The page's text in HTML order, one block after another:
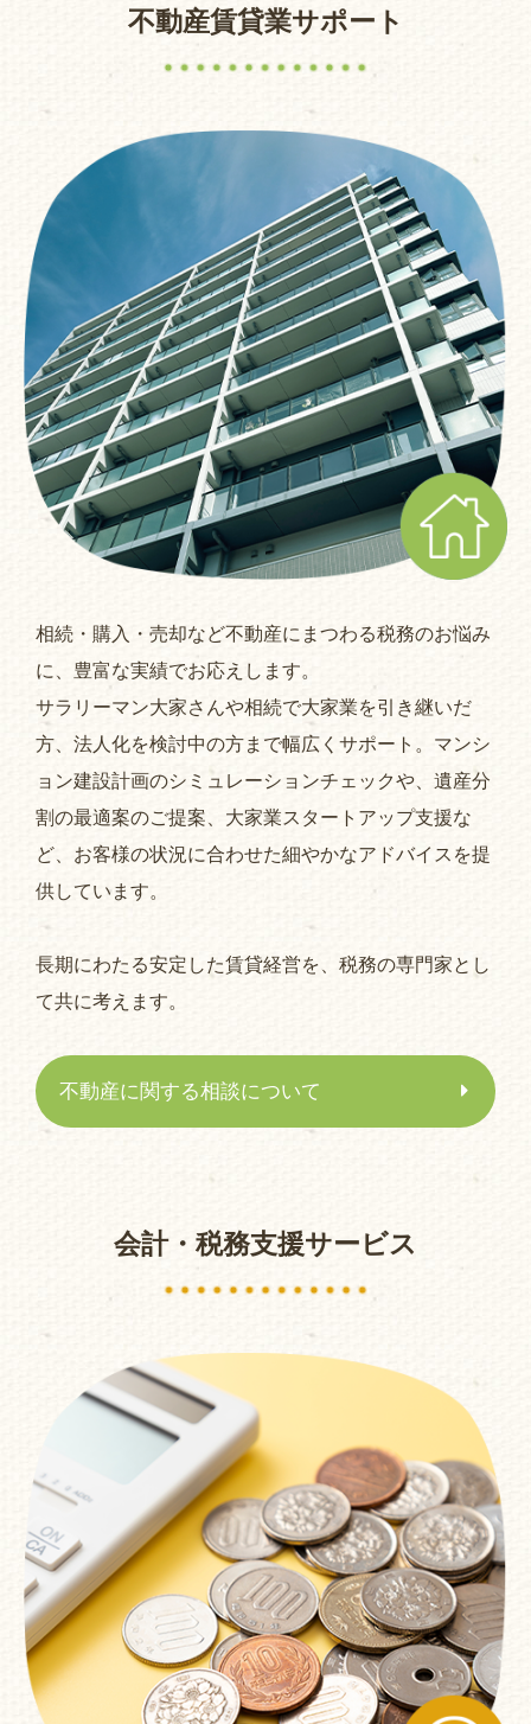
不動産賃貸業サポート
相続・購入・売却など不動産にまつわる税務のお悩み
に、豊富な実績でお応えします。
サラリーマン大家さんや相続で大家業を引き継いだ
方、法人化を検討中の方まで幅広くサポート。マンシ
ョン建設計画のシミュレーションチェックや、遺産分
割の最適案のご提案、大家業スタートアップ支援な
ど、お客様の状況に合わせた細やかなアドバイスを提
供しています。
長期にわたる安定した賃貸経営を、税務の専門家とし
て共に考えます。
不動産に関する相談について
会計・税務支援サービス